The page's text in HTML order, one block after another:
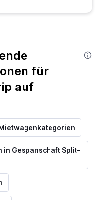
für
auf
in Gespanschaft Split-